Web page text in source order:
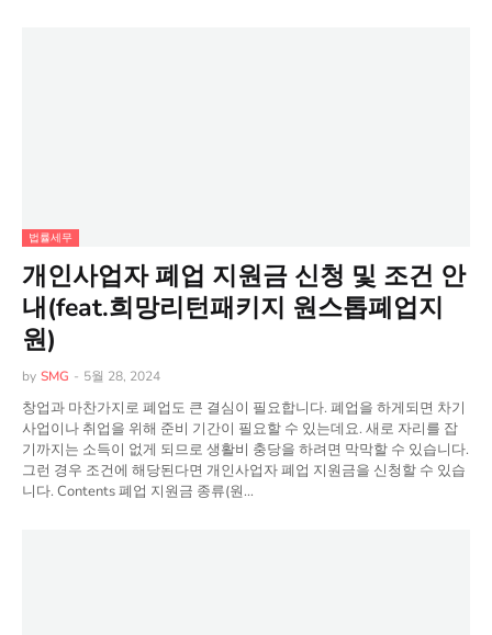
법률세무
개인사업자 폐업 지원금 신청 및 조건 안
내(feat.희망리턴패키지 원스톱폐업지
원)
by SMG - 5월 28, 2024
창업과 마찬가지로 폐업도 큰 결심이 필요합니다. 폐업을 하게되면 차기
사업이나 취업을 위해 준비 기간이 필요할 수 있는데요. 새로 자리를 잡
기까지는 소득이 없게 되므로 생활비 충당을 하려면 막막할 수 있습니다.
그런 경우 조건에 해당된다면 개인사업자 폐업 지원금을 신청할 수 있습
니다. Contents 폐업 지원금 종류(원…